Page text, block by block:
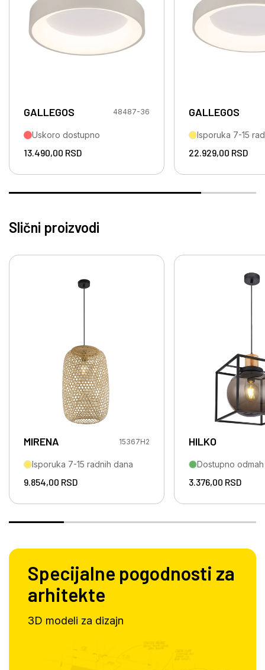
GALLEGOS 48487-36
Uskoro dostupno
13.490,00 RSD
GALLEGOS
Isporuka 7-15
22.929,00 RSD
Slični proizvodi
MIRENA 15367H2
Isporuka 7-15 radnih dana
9.854,00 RSD
HILKO
Dostupno odmah
3.376,00 RSD
Specijalne pogodnosti za
arhitekte
3D modeli za dizajn